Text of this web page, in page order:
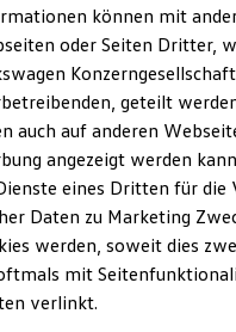
Shop
T-Roc Kollektion
Golf Kollektion
ID. Kollektion
Volkswagen Kollektion
R-Kollektion
GTI Kollektion
Fußball Drop
football
Service
Updates
und Ersatzteile
können mit
oder Seiten Dritter,
geteilt
auch auf anderen
angezeigt werden
eines Dritten für die
Daten zu Marketing
werden, soweit dies
mit
verlinkt.